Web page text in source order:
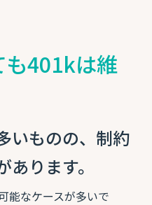
も401kは維
いものの、制約
ります。
能なケースが多いで